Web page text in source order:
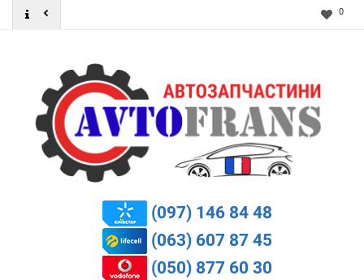
0
(097) 146 84 48
(063) 607 87 45
(050) 877 60 30